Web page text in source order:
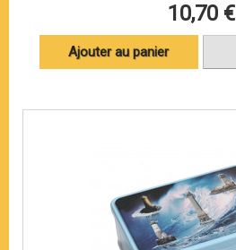
10,70 €
Ajouter au panier